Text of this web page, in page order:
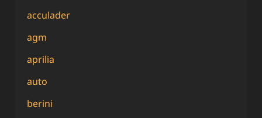
acculader
agm
aprilia
auto
berini